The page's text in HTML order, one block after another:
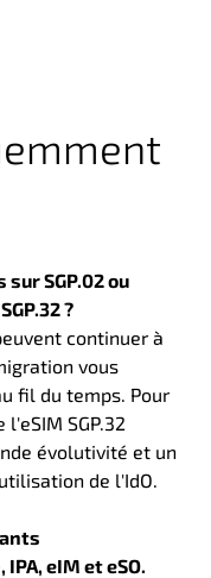
SGP.02 ou
?
continuer à
vous
fil du temps. Pour
SGP.32
évolutivité et un
de l'IdO.
eIM et eSO.